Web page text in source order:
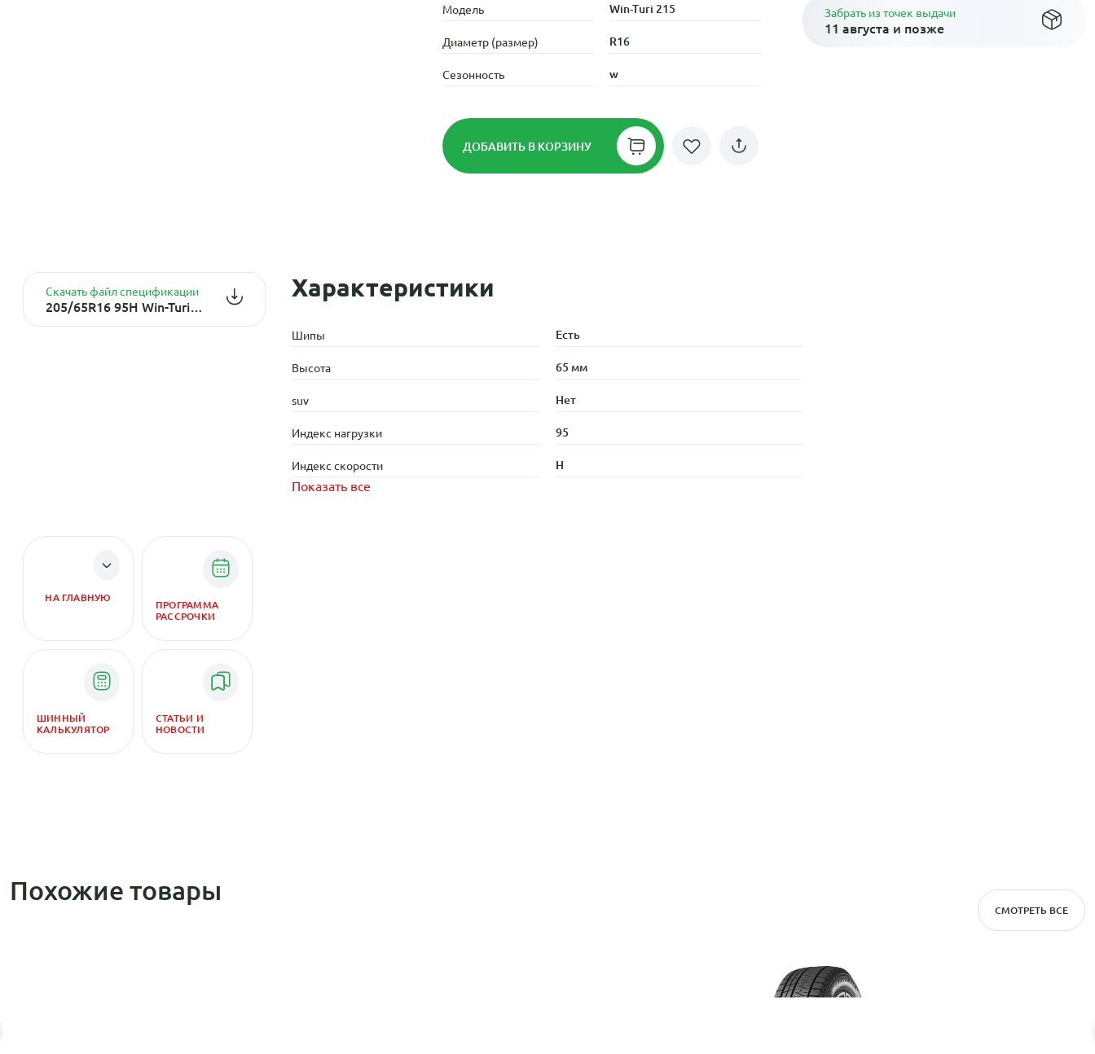
Модель Win-Turi 215
Диаметр (размер) R16
Сезонность w
ДОБАВИТЬ В КОРЗИНУ
Забрать из точек выдачи
11 августа и позже
Скачать файл спецификации
205/65R16 95H Win-Turi 215 TL (шип.)
Характеристики
Шипы Есть
Высота 65 мм
suv Нет
Индекс нагрузки 95
Индекс скорости H
Показать все
НА ГЛАВНУЮ
ПРОГРАММА
РАССРОЧКИ
ШИННЫЙ
КАЛЬКУЛЯТОР
СТАТЬИ И
НОВОСТИ
Похожие товары
СМОТРЕТЬ ВСЕ